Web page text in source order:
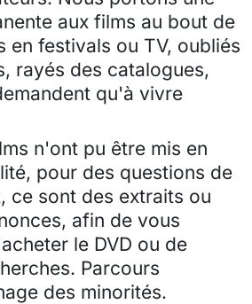
aux films au bout de
en festivals ou TV, oubliés
rayés des catalogues,
qu'à vivre
n'ont pu être mis en
pour des questions de
ce sont des extraits ou
afin de vous
le DVD ou de
Parcours
des minorités.